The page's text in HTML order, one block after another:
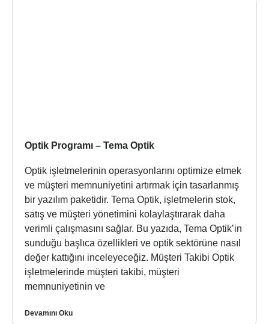
Optik Programı – Tema Optik
Optik işletmelerinin operasyonlarını optimize etmek
ve müşteri memnuniyetini artırmak için tasarlanmış
bir yazılım paketidir. Tema Optik, işletmelerin stok,
satış ve müşteri yönetimini kolaylaştırarak daha
verimli çalışmasını sağlar. Bu yazıda, Tema Optik’in
sunduğu başlıca özellikleri ve optik sektörüne nasıl
değer kattığını inceleyeceğiz. Müşteri Takibi Optik
işletmelerinde müşteri takibi, müşteri
memnuniyetinin ve
Devamını Oku